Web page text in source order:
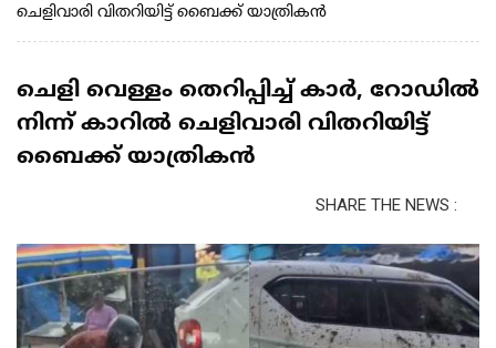
ചെളിവാരി വിതറിയിട്ട് ബൈക്ക് യാത്രികൻ
ചെളി വെള്ളം തെറിപ്പിച്ച് കാർ, റോഡിൽ
നിന്ന് കാറിൽ ചെളിവാരി വിതറിയിട്ട്
ബൈക്ക് യാത്രികൻ
SHARE THE NEWS :